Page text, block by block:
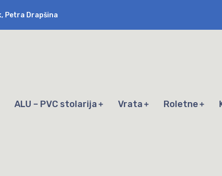
Petra Drapšina
ALU – PVC stolarija Vrata Roletne